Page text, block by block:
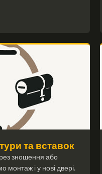
та вставок
зношення або
монтаж і у нові двері.